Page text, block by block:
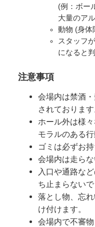
(例：ボー
大量のア
動物 (身体
スタッフ
になると
注意事項
会場内は禁酒
されております
ホール外は様
モラルのある
ゴミは必ずお
会場内は走らな
入口や通路な
ち止まらないで
落とし物、忘
け付けます。
会場内で不審